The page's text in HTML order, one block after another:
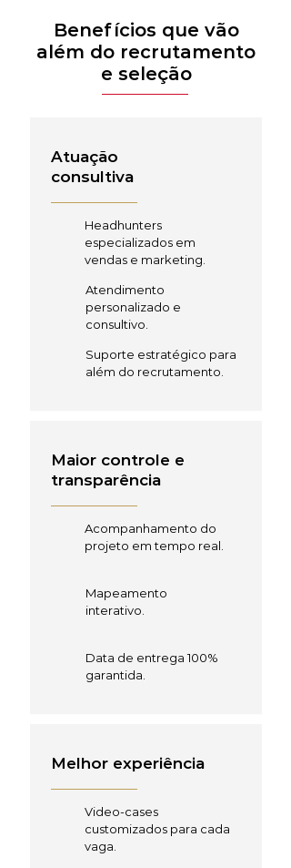
Benefícios que vão
além do recrutamento
e seleção
Atuação
consultiva
Headhunters
especializados em
vendas e marketing.
Atendimento
personalizado e
consultivo.
Suporte estratégico para
além do recrutamento.
Maior controle e
transparência
Acompanhamento do
projeto em tempo real.
Mapeamento
interativo.
Data de entrega 100%
garantida.
Melhor experiência
Video-cases
customizados para cada
vaga.